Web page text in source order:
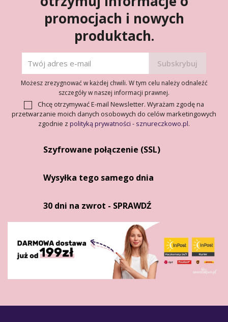
promocjach i nowych
produktach.
Możesz zrezygnować w każdej chwili. W tym celu należy odnaleźć
szczegóły w naszej informacji prawnej.
Chcę otrzymywać E-mail Newsletter. Wyrażam zgodę na
przetwarzanie moich danych osobowych do celów marketingowych
zgodnie z polityką prywatności - sznureczkowo.pl.
Szyfrowane połączenie (SSL)
Wysyłka tego samego dnia
30 dni na zwrot - SPRAWDŹ